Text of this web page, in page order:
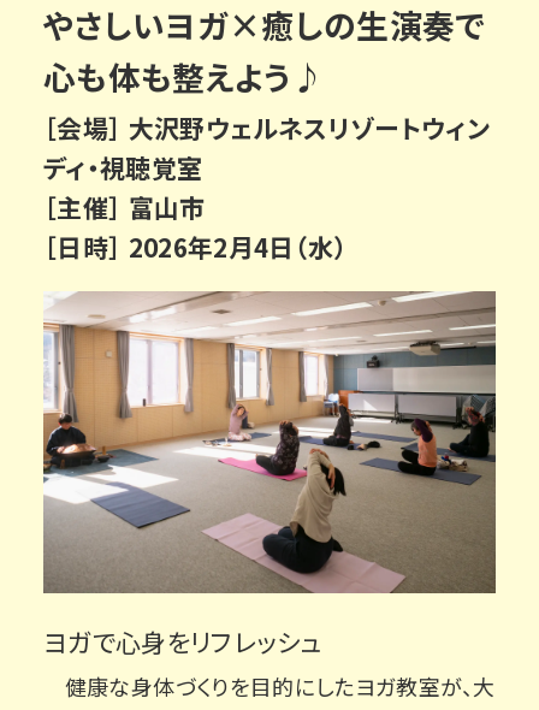
やさしいヨガ×癒しの生演奏で
心も体も整えよう♪
［会場］ 大沢野ウェルネスリゾートウィン
ディ・視聴覚室
［主催］ 富山市
［日時］ 2026年2月4日（水）
ヨガで心身をリフレッシュ
健康な身体づくりを目的にしたヨガ教室が、大